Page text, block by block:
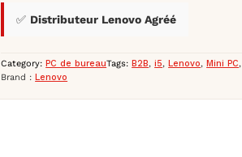
✅ Distributeur Lenovo Agréé
Category:PC de bureauTags:B2B,i5,Lenovo,Mini PC
Brand :Lenovo